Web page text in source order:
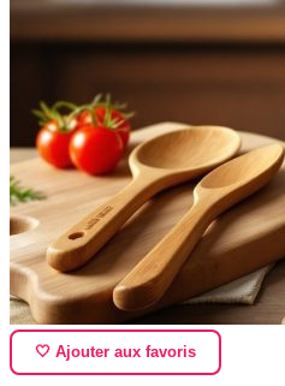
🤍 Ajouter aux favoris